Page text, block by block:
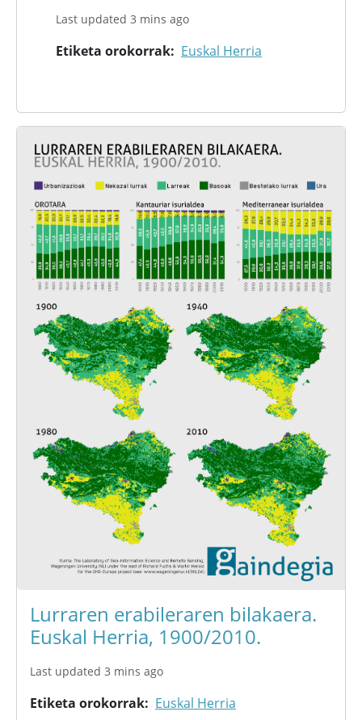
Last updated 3 mins ago
Etiketa orokorrak Euskal Herria
Lurraren erabileraren bilakaera.
Euskal Herria, 1900/2010.
Last updated 3 mins ago
Etiketa orokorrak Euskal Herria